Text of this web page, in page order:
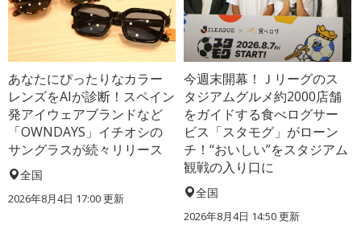
あなたにぴったりなカラー
レンズをAIが診断！スペイン
発アイウェアブランドなど
「OWNDAYS」イチオシの
サングラスが続々リリース
全国
2026年8月4日 17:00更新
今週末開幕！Ｊリーグのス
タジアムグルメ約2000店舗
をガイドする食べログサー
ビス「スタモグ」がローン
チ！“おいしい”をスタジアム
観戦の入り口に
全国
2026年8月4日 14:50更新